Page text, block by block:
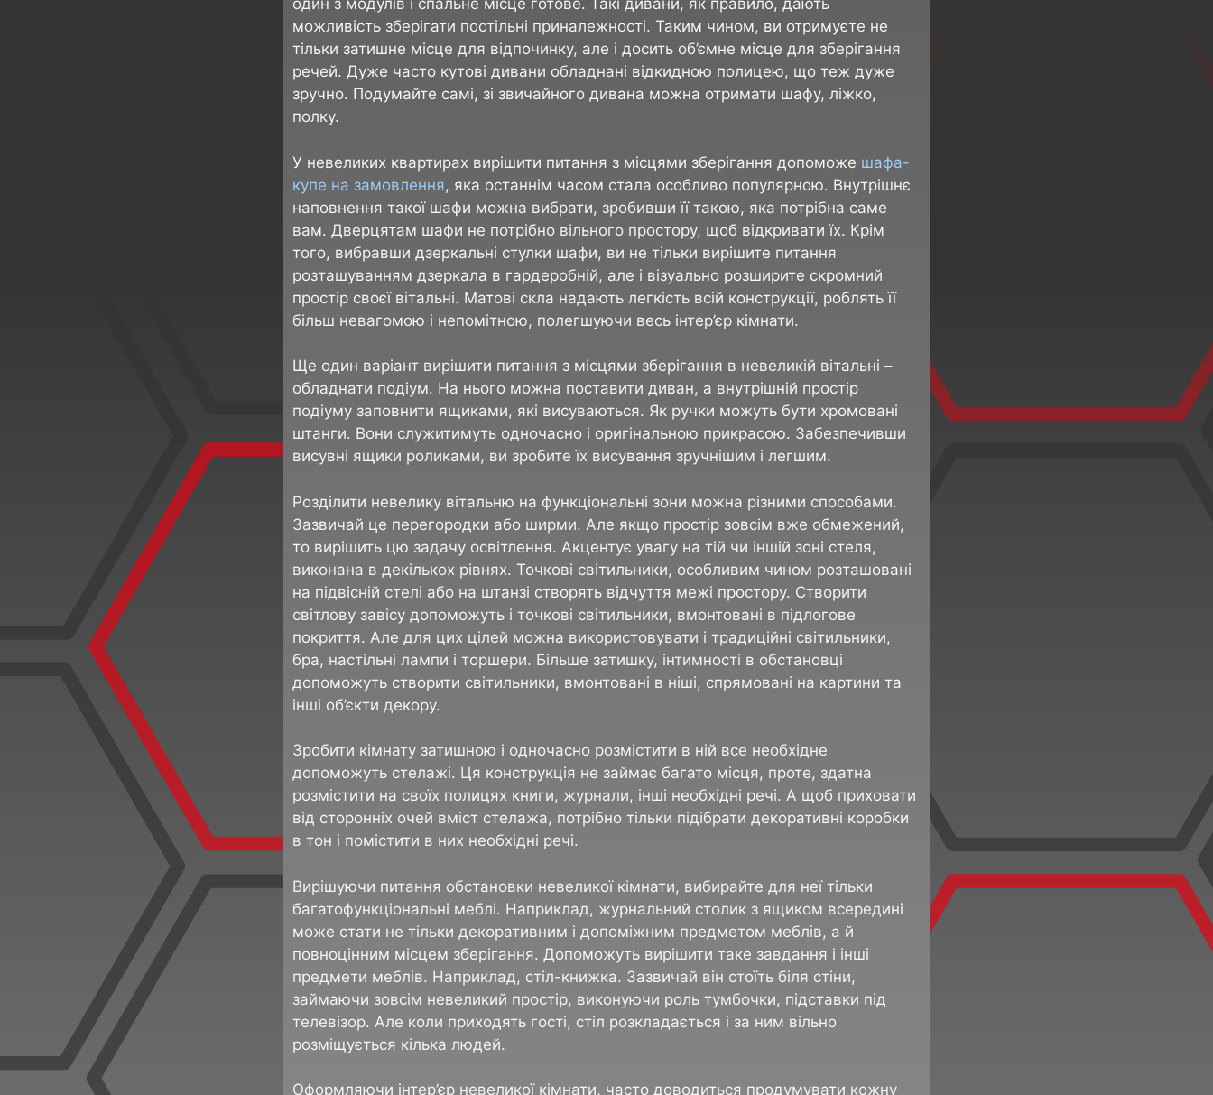
один з модулів і спальне місце готове. Такі дивани, як правило, дають
можливість зберігати постільні приналежності. Таким чином, ви отримуєте не
тільки затишне місце для відпочинку, але і досить об’ємне місце для зберігання
речей. Дуже часто кутові дивани обладнані відкидною полицею, що теж дуже
зручно. Подумайте самі, зі звичайного дивана можна отримати шафу, ліжко,
полку.
У невеликих квартирах вирішити питання з місцями зберігання допоможе шафа-
купе на замовлення, яка останнім часом стала особливо популярною. Внутрішнє
наповнення такої шафи можна вибрати, зробивши її такою, яка потрібна саме
вам. Дверцятам шафи не потрібно вільного простору, щоб відкривати їх. Крім
того, вибравши дзеркальні стулки шафи, ви не тільки вирішите питання
розташуванням дзеркала в гардеробній, але і візуально розширите скромний
простір своєї вітальні. Матові скла надають легкість всій конструкції, роблять її
більш невагомою і непомітною, полегшуючи весь інтер’єр кімнати.
Ще один варіант вирішити питання з місцями зберігання в невеликій вітальні –
обладнати подіум. На нього можна поставити диван, а внутрішній простір
подіуму заповнити ящиками, які висуваються. Як ручки можуть бути хромовані
штанги. Вони служитимуть одночасно і оригінальною прикрасою. Забезпечивши
висувні ящики роликами, ви зробите їх висування зручнішим і легшим.
Розділити невелику вітальню на функціональні зони можна різними способами.
Зазвичай це перегородки або ширми. Але якщо простір зовсім вже обмежений,
то вирішить цю задачу освітлення. Акцентує увагу на тій чи іншій зоні стеля,
виконана в декількох рівнях. Точкові світильники, особливим чином розташовані
на підвісній стелі або на штанзі створять відчуття межі простору. Створити
світлову завісу допоможуть і точкові світильники, вмонтовані в підлогове
покриття. Але для цих цілей можна використовувати і традиційні світильники,
бра, настільні лампи і торшери. Більше затишку, інтимності в обстановці
допоможуть створити світильники, вмонтовані в ніші, спрямовані на картини та
інші об’єкти декору.
Зробити кімнату затишною і одночасно розмістити в ній все необхідне
допоможуть стелажі. Ця конструкція не займає багато місця, проте, здатна
розмістити на своїх полицях книги, журнали, інші необхідні речі. А щоб приховати
від сторонніх очей вміст стелажа, потрібно тільки підібрати декоративні коробки
в тон і помістити в них необхідні речі.
Вирішуючи питання обстановки невеликої кімнати, вибирайте для неї тільки
багатофункціональні меблі. Наприклад, журнальний столик з ящиком всередині
може стати не тільки декоративним і допоміжним предметом меблів, а й
повноцінним місцем зберігання. Допоможуть вирішити таке завдання і інші
предмети меблів. Наприклад, стіл-книжка. Зазвичай він стоїть біля стіни,
займаючи зовсім невеликий простір, виконуючи роль тумбочки, підставки під
телевізор. Але коли приходять гості, стіл розкладається і за ним вільно
розміщується кілька людей.
Оформляючи інтер’єр невеликої кімнати, часто доводиться продумувати кожну